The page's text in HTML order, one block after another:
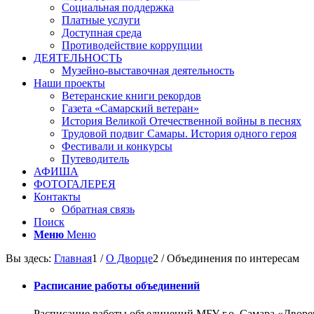
Социальная поддержка
Платные услуги
Доступная среда
Противодействие коррупции
ДЕЯТЕЛЬНОСТЬ
Музейно-выставочная деятельность
Наши проекты
Ветеранские книги рекордов
Газета «Самарский ветеран»
История Великой Отечественной войны в песнях
Трудовой подвиг Самары. История одного героя
Фестивали и конкурсы
Путеводитель
АФИША
ФОТОГАЛЕРЕЯ
Контакты
Обратная связь
Поиск
Меню Меню
Вы здесь: Главная1 / О Дворце2 / Объединения по интересам
Расписание работы объединений